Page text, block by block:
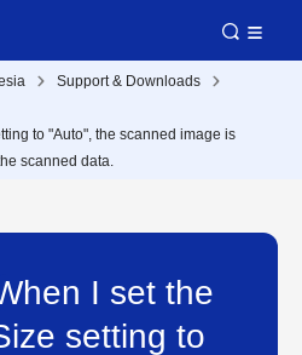
Support & Downloads
to "Auto", the scanned image is
scanned data.
I set the
setting to